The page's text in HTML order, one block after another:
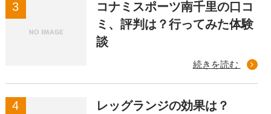
コナミスポーツ南千里の口コ
ミ、評判は？行ってみた体験
談
続きを読む
レッグランジの効果は？